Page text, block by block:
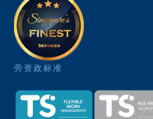
劳资政标准